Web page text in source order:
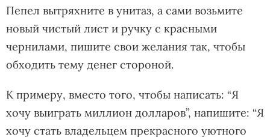
Пепел вытряхните в унитаз, а сами возьмите
новый чистый лист и ручку с красными
чернилами, пишите свои желания так, чтобы
обходить тему денег стороной.
К примеру, вместо того, чтобы написать: “Я
хочу выиграть миллион долларов”, напишите: “Я
хочу стать владельцем прекрасного уютного